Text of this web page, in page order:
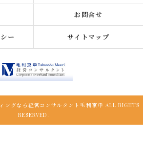
お問合せ
ー サイトマップ
ングなら経営コンサルタント毛利京申 ALL RIGHTS
RESERVED.